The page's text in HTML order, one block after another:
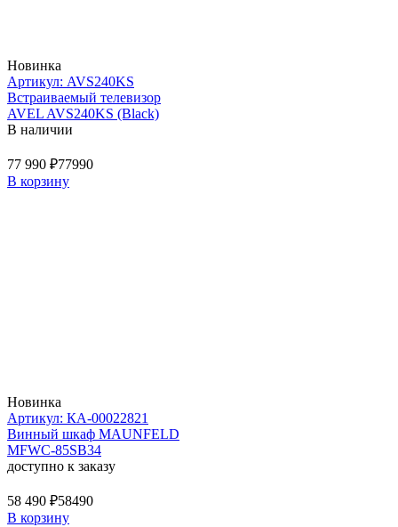
Новинка
Артикул: AVS240KS
Встраиваемый телевизор
AVEL AVS240KS (Black)
В наличии
77 990 ₽77990
В корзину
Новинка
Артикул: КА-00022821
Винный шкаф MAUNFELD
MFWC-85SB34
доступно к заказу
58 490 ₽58490
В корзину